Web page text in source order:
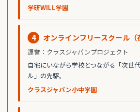
学研WILL学園
4 オンラインフリースクール（
運営：クラスジャパンプロジェクト
自宅にいながら学校とつながる「次世
ル」の先駆。
クラスジャパン小中学園